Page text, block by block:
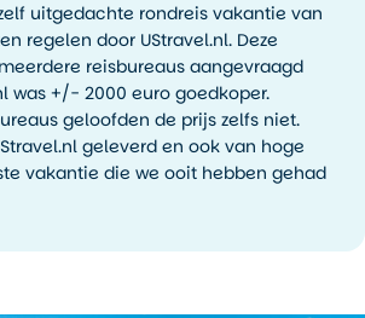
uitgedachte rondreis vakantie van
regelen door UStravel.nl. Deze
reisbureaus aangevraagd
was +/- 2000 euro goedkoper.
geloofden de prijs zelfs niet.
geleverd en ook van hoge
vakantie die we ooit hebben gehad